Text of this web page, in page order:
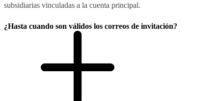
subsidiarias vinculadas a la cuenta principal.
¿Hasta cuando son válidos los correos de invitación?